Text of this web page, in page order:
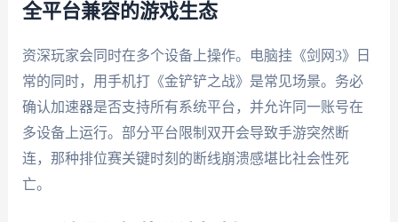
全平台兼容的游戏生态
资深玩家会同时在多个设备上操作。电脑挂《剑网3》日
常的同时，用手机打《金铲铲之战》是常见场景。务必
确认加速器是否支持所有系统平台，并允许同一账号在
多设备上运行。部分平台限制双开会导致手游突然断
连，那种排位赛关键时刻的断线崩溃感堪比社会性死
亡。